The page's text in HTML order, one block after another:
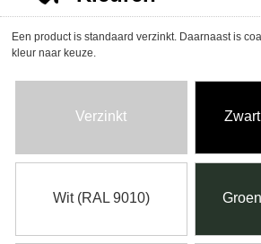
Een product is standaard verzinkt. Daarnaast is
kleur naar keuze.
Verzinkt
Wit (RAL 9010)